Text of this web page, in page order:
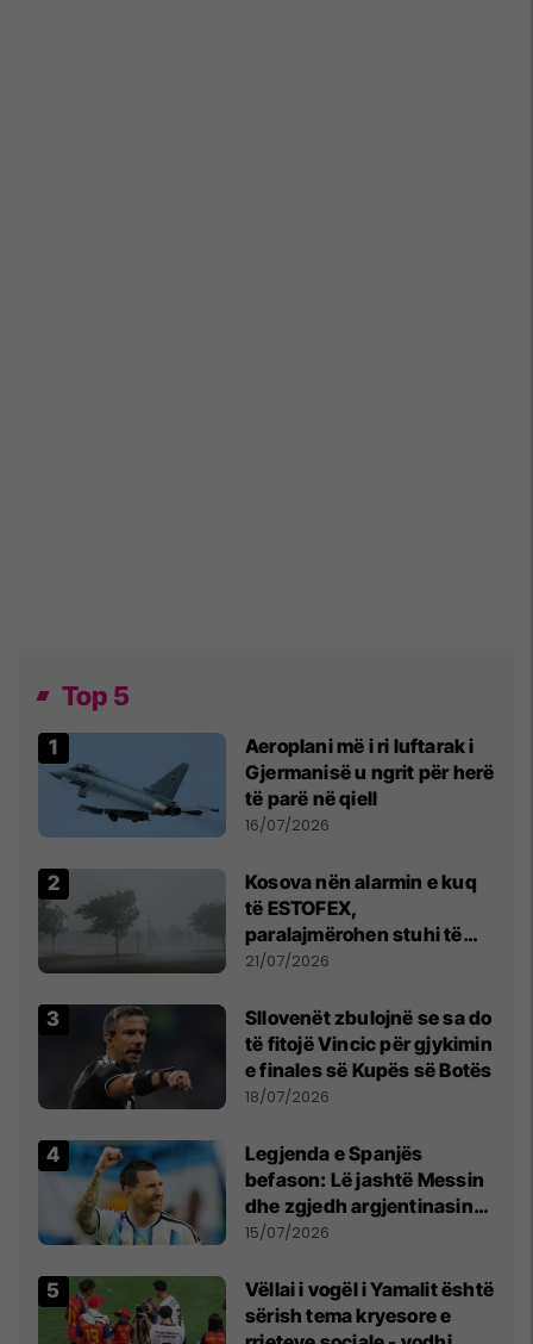
Top 5
Aeroplani më i ri luftarak i
Gjermanisë u ngrit për herë
të parë në qiell
16/07/2026
Kosova nën alarmin e kuq
të ESTOFEX,
paralajmërohen stuhi të
fuqishme me breshër dhe
21/07/2026
Sllovenët zbulojnë se sa do
të fitojë Vincic për gjykimin
e finales së Kupës së Botës
18/07/2026
Legjenda e Spanjës
befason: Lë jashtë Messin
dhe zgjedh argjentinasin
më të mirë në botë
15/07/2026
Vëllai i vogël i Yamalit është
sërish tema kryesore e